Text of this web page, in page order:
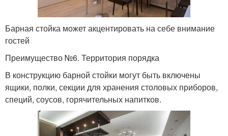
Барная стойка может акцентировать на себе внимание
гостей
Преимущество №6. Территория порядка
В конструкцию барной стойки могут быть включены
ящики, полки, секции для хранения столовых приборов,
специй, соусов, горячительных напитков.